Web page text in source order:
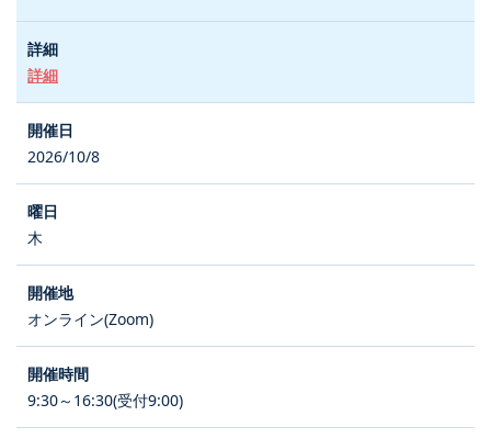
詳細
2026/10/8
木
オンライン(Zoom)
9:30～16:30(受付9:00)